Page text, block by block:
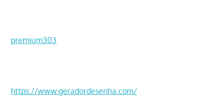
premium303
https://www.geradordesenha.com/